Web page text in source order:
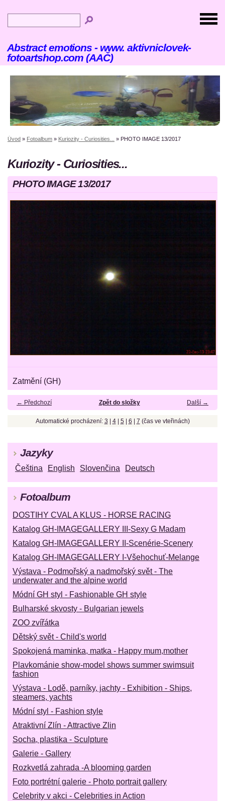
Abstract emotions - www. aktivniclovek-
fotoartshop.com (AAČ)
Úvod » Fotoalbum » Kuriozity - Curiosities... » PHOTO IMAGE 13/2017
Kuriozity - Curiosities...
PHOTO IMAGE 13/2017
Zatmění (GH)
← Předchozí Další →
Zpět do složky
Automatické procházení: 3 4| 5| 6 7 (čas ve vteřinách)
Jazyky
Čeština English Slovenčina Deutsch
Fotoalbum
DOSTIHY CVAL A KLUS - HORSE RACING
Katalog GH-IMAGEGALLERY III-Sexy G Madam
Katalog GH-IMAGEGALLERY II-Scenérie-Scenery
Katalog GH-IMAGEGALLERY I-Všehochuť-Melange
Výstava - Podmořský a nadmořský svět - The
underwater and the alpine world
Módní GH styl - Fashionable GH style
Bulharské skvosty - Bulgarian jewels
ZOO zvířátka
Dětský svět - Child's world
Spokojená maminka, matka - Happy mum,mother
Plavkománie show-model shows summer swimsuit
fashion
Výstava - Lodě, parníky, jachty - Exhibition - Ships,
steamers, yachts
Módní styl - Fashion style
Atraktivní Zlín - Attractive Zlin
Socha, plastika - Sculpture
Galerie - Gallery
Rozkvetlá zahrada -A blooming garden
Foto portrétní galerie - Photo portrait gallery
Celebrity v akci - Celebrities in Action